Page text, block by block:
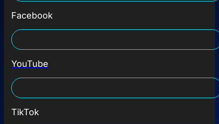
Facebook
YouTube
TikTok